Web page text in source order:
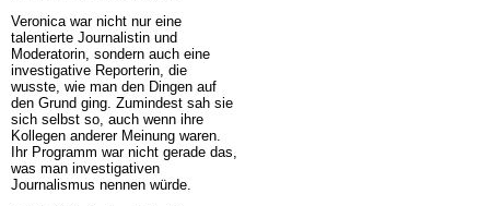
Veronica war nicht nur eine
talentierte Journalistin und
Moderatorin, sondern auch eine
investigative Reporterin, die
wusste, wie man den Dingen auf
den Grund ging. Zumindest sah sie
sich selbst so, auch wenn ihre
Kollegen anderer Meinung waren.
Ihr Programm war nicht gerade das,
was man investigativen
Journalismus nennen würde.